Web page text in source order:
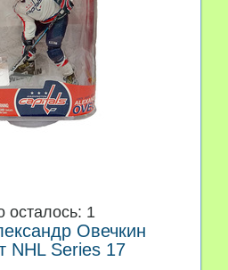
осталось: 1
Овечкин
NHL Series 17